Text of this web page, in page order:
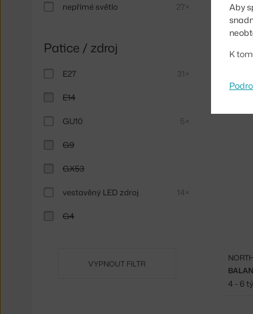
nepřímé světlo 27×
Patice / zdroj
E27 31×
E14
GU10 5×
G9
GX53
vestavěný LED zdroj 14×
G4
VYPNOUT FILTR
4 - 6
Aby
K